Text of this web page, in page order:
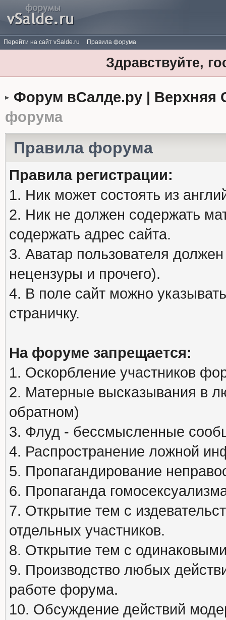
Перейти на сайт vSalde.ru Правила форума
Здравствуйте,
Форум вСалде.ру | Верхняя
форума
Правила форума
Правила регистрации:
1. Ник может состоять из
2. Ник не должен содержать
содержать адрес сайта.
3. Аватар пользователя
нецензуры и прочего).
4. В поле сайт можно
страничку.
На форуме запрещается:
1. Оскорбление участников
2. Матерные высказывания в
обратном)
3. Флуд - бессмысленные
4. Распространение ложной
5. Пропагандирование
6. Пропаганда
7. Открытие тем с
отдельных участников.
8. Открытие тем с
9. Производство любых
работе форума.
10. Обсуждение действий